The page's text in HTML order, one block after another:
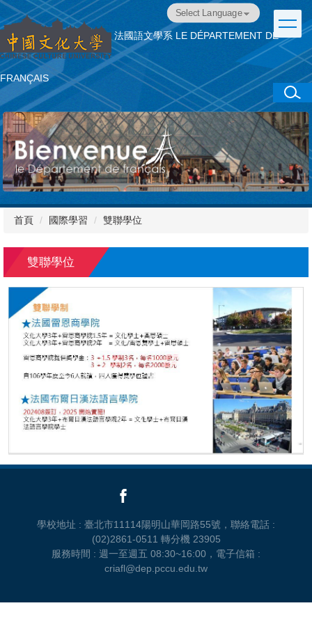
跳
到
主
要
內
容
區
法國語文學系 LE DÉPARTEMENT DE
FRANÇAIS
Translate
首頁 國際學習 雙聯學位
雙聯學位
學校地址 : 臺北市11114陽明山華岡路55號，聯絡電話 :
(02)2861-0511 轉分機 23905
服務時間 : 週一至週五 08:30~16:00，電子信箱 :
criafl@dep.pccu.edu.tw